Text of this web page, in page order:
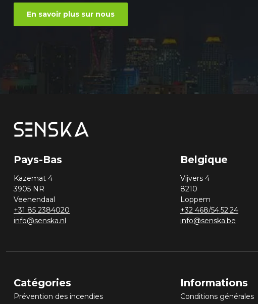
En savoir plus sur nous
Pays-Bas
Kazemat 4
3905 NR
Veenendaal
+31 85 2384020
info@senska.nl
Belgique
Vijvers 4
8210
Loppem
+32 468/54.52.24
info@senska.be
Catégories
Prévention des incendies
Informations
Conditions générales